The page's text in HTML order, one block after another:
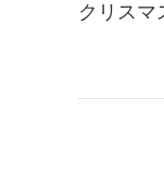
クリスマ